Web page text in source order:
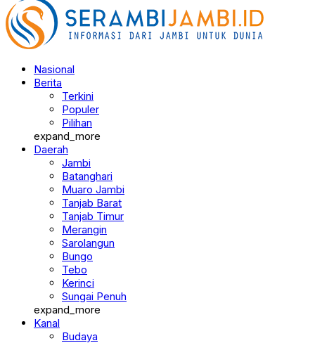
Nasional
Berita
Terkini
Populer
Pilihan
expand_more
Daerah
Jambi
Batanghari
Muaro Jambi
Tanjab Barat
Tanjab Timur
Merangin
Sarolangun
Bungo
Tebo
Kerinci
Sungai Penuh
expand_more
Kanal
Budaya